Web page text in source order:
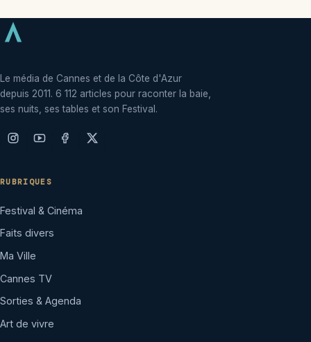
Le média de Cannes et de la Côte d'Azur
depuis 2011. 6 112 articles pour raconter la baie,
ses nuits, ses tables et son Festival.
RUBRIQUES
Festival & Cinéma
Faits divers
Ma Ville
Cannes TV
Sorties & Agenda
Art de vivre